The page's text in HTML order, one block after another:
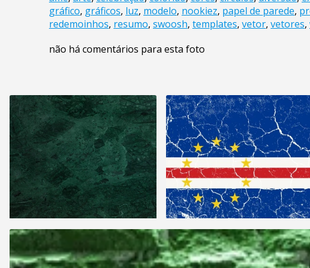
gráfico, gráficos, luz, modelo, nookiez, papel de parede,
redemoinhos, resumo, swoosh, templates, vetor, vetores,
não há comentários para esta foto